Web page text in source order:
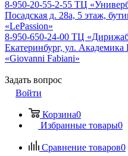
8-950-20-55-2-55 ТЦ
Посадская д. 28а, 5 этаж,
«LePassion»
8-950-650-24-00 ТЦ
Екатеринбург, ул.
«Giovanni Fabiani»
Задать вопрос
Войти
Корзина0
Избранные товары0
Сравнение товаров0